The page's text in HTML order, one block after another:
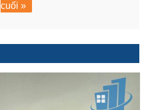
cuối »